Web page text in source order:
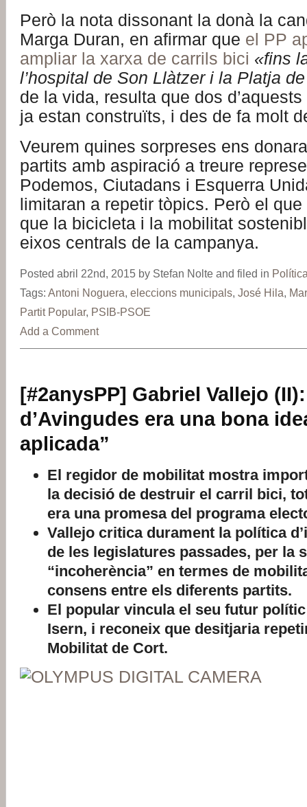
Però la nota dissonant la donà la
Marga Duran, en afirmar que el PP
ampliar la xarxa de carrils bici «fins
l’hospital de Son Llàtzer i la Platja
de la vida, resulta que dos
ja estan construïts, i des de fa molt
Veurem quines sorpreses ens
partits amb aspiració a treure
Podemos, Ciutadans i Esquerra
limitaran a repetir tòpics. Però el
que la bicicleta i la mobilitat
eixos centrals de la campanya.
Posted abril 22nd, 2015 by Stefan Nolte and filed in
Tags: Antoni Noguera, eleccions municipals, José Hila,
Partit Popular, PSIB-PSOE
Add a Comment
[#2anysPP] Gabriel Vallejo
d’Avingudes era una bona
aplicada”
El regidor de mobilitat mostra
la decisió de destruir el carril bici,
era una promesa del programa
Vallejo critica durament la política
de les legislatures passades, per la
“incoherència” en termes de
consens entre els diferents partits.
El popular vincula el seu futur
Isern, i reconeix que desitjaria
Mobilitat de Cort.